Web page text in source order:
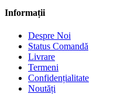
Informații
Despre Noi
Status Comandă
Livrare
Termeni
Confidențialitate
Noutăți